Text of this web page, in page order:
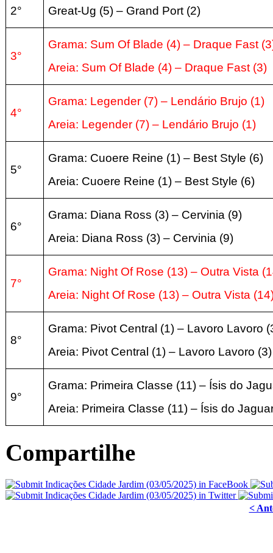
2° Great-Ug (5) – Grand Port (2)
3°
Grama: Sum Of Blade (4) – Draque Fast (
Areia: Sum Of Blade (4) – Draque Fast (3)
4°
Grama: Legender (7) – Lendário Brujo (1)
Areia: Legender (7) – Lendário Brujo (1)
5°
Grama: Cuoere Reine (1) – Best Style (6)
Areia: Cuoere Reine (1) – Best Style (6)
6°
Grama: Diana Ross (3) – Cervinia (9)
Areia: Diana Ross (3) – Cervinia (9)
7°
Grama: Night Of Rose (13) – Outra Vista (1
Areia: Night Of Rose (13) – Outra Vista (14
8°
Grama: Pivot Central (1) – Lavoro Lavoro (
Areia: Pivot Central (1) – Lavoro Lavoro (3)
9°
Grama: Primeira Classe (11) – Ísis do
Areia: Primeira Classe (11) – Ísis do
Compartilhe
<